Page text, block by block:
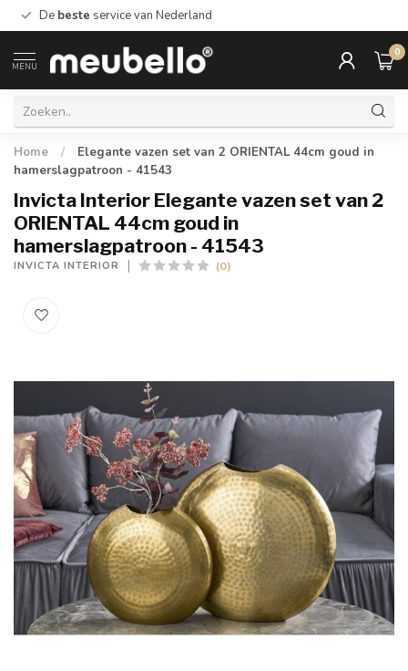
De beste service van Nederland
MENU
0
Home /
Elegante vazen set van 2 ORIENTAL 44cm goud in
hamerslagpatroon - 41543
Invicta Interior Elegante vazen set van 2
ORIENTAL 44cm goud in
hamerslagpatroon - 41543
INVICTA INTERIOR (0)